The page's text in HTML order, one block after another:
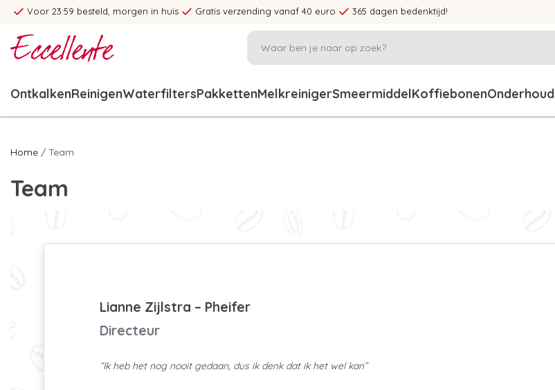
Voor 23:59 besteld, morgen in huis Gratis verzending vanaf 40 euro 365 dagen bedenktijd!
OntkalkenReinigenWaterfiltersPakkettenMelkreinigerSmeermiddelKoffiebonenOnderhoud
Home / Team
Team
Lianne Zijlstra – Pheifer
Directeur
“Ik heb het nog nooit gedaan, dus ik denk dat ik het wel kan”